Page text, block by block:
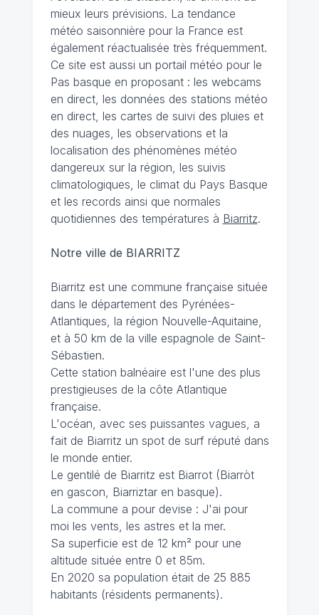
mieux leurs prévisions. La tendance
météo saisonnière pour la France est
également réactualisée très fréquemment.
Ce site est aussi un portail météo pour le
Pas basque en proposant : les webcams
en direct, les données des stations météo
en direct, les cartes de suivi des pluies et
des nuages, les observations et la
localisation des phénomènes météo
dangereux sur la région, les suivis
climatologiques, le climat du Pays Basque
et les records ainsi que normales
quotidiennes des températures à Biarritz.
Notre ville de BIARRITZ
Biarritz est une commune française située
dans le département des Pyrénées-
Atlantiques, la région Nouvelle-Aquitaine,
et à 50 km de la ville espagnole de Saint-
Sébastien.
Cette station balnéaire est l'une des plus
prestigieuses de la côte Atlantique
française.
L'océan, avec ses puissantes vagues, a
fait de Biarritz un spot de surf réputé dans
le monde entier.
Le gentilé de Biarritz est Biarrot (Biarròt
en gascon, Biarriztar en basque).
La commune a pour devise : J'ai pour
moi les vents, les astres et la mer.
Sa superficie est de 12 km² pour une
altitude située entre 0 et 85m.
En 2020 sa population était de 25 885
habitants (résidents permanents).